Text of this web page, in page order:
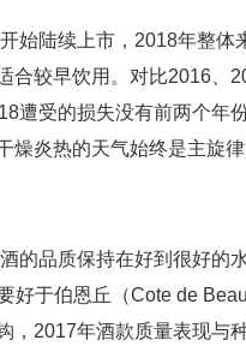
始陆续上市，2018年整
合较早饮用。对比2016、
遭受的损失没有前两个年
燥炎热的天气始终是主旋律
的品质保持在好到很好的
好于伯恩丘（Cote de
，2017年酒款质量表现与